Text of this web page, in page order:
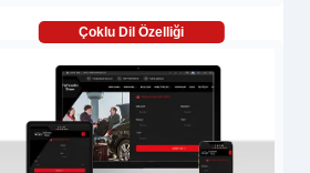
Çoklu Dil Özelliği